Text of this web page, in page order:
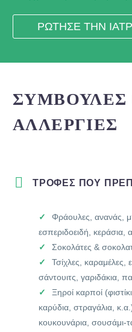
ΡΩΤΗΣΕ ΤΗΝ
ΣΥΜΒΟΥΛΕΣ
ΑΛΛΕΡΓΙΕΣ
ΤΡΟΦΕΣ ΠΟΥ
Φράουλες, ανανάς,
εσπεριδοειδή, κεράσια,
Σοκολάτες &
Τσίχλες, καραμέλες,
σάντουιτς, γαριδάκια,
Ξηροί καρποί
καρύδια, στραγάλια,
κουκουνάρια, σουσάμι-